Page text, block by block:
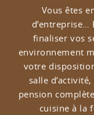
Vous êtes
d’entreprise…
finaliser vos
environnement
votre
salle
pension
cuisine à la